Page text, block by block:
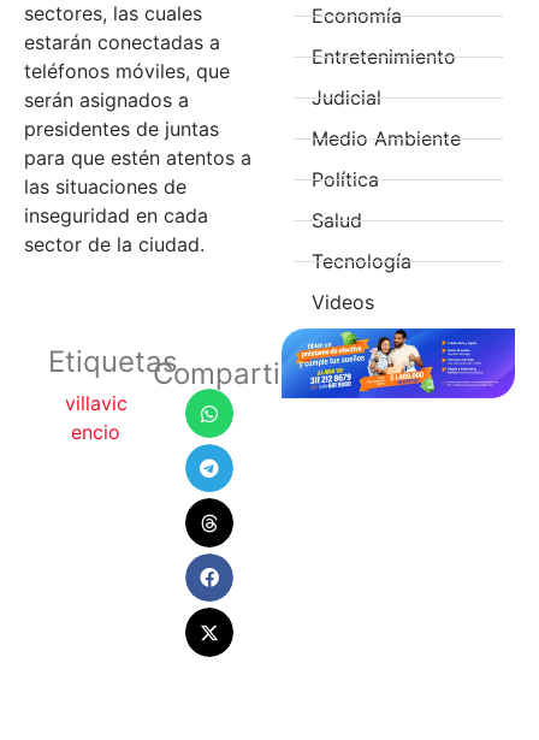
sectores, las cuales
estarán conectadas a
teléfonos móviles, que
serán asignados a
presidentes de juntas
para que estén atentos a
las situaciones de
inseguridad en cada
sector de la ciudad.
Etiquetas
villavic
encio
Compartir
Economía
Entretenimiento
Judicial
Medio Ambiente
Política
Salud
Tecnología
Videos